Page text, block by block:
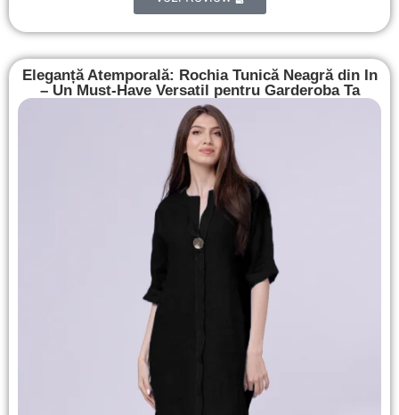
Eleganță Atemporală: Rochia Tunică Neagră din In
– Un Must-Have Versatil pentru Garderoba Ta